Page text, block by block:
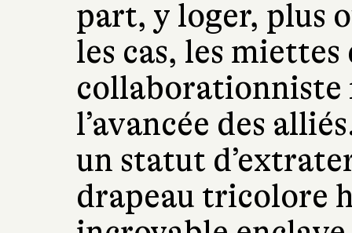
part, y loger, plus
les cas, les
collaborationniste
l’avancée des
un statut
drapeau tricolore